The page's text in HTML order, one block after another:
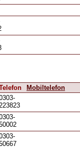
Mobiltelefon